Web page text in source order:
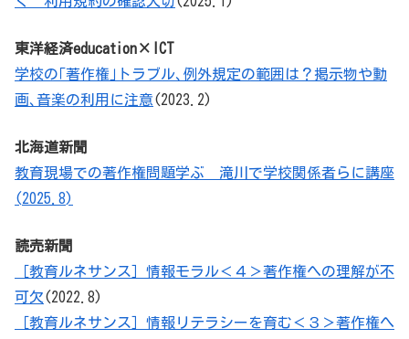
東洋経済education×ICT
学校の｢著作権｣トラブル､例外規定の範囲は？掲示物や動
画､音楽の利用に注意(2023.2)
北海道新聞
教育現場での著作権問題学ぶ 滝川で学校関係者らに講座
(2025.8)
読売新聞
［教育ルネサンス］情報モラル＜４＞著作権への理解が不
可欠(2022.8)
［教育ルネサンス］情報リテラシーを育む＜３＞著作権へ